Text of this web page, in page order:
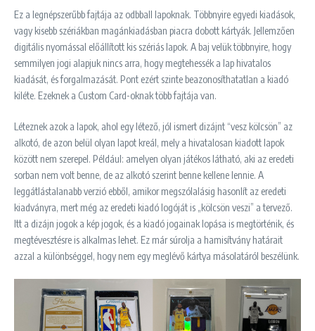
Ez a legnépszerűbb fajtája az odbball lapoknak. Többnyire egyedi kiadások,
vagy kisebb szériákban magánkiadásban piacra dobott kártyák. Jellemzően
digitális nyomással előállított kis szériás lapok. A baj velük többnyire, hogy
semmilyen jogi alapjuk nincs arra, hogy megtehessék a lap hivatalos
kiadását, és forgalmazását. Pont ezért szinte beazonosíthatatlan a kiadó
kiléte. Ezeknek a Custom Card-oknak több fajtája van.
Léteznek azok a lapok, ahol egy létező, jól ismert dizájnt “vesz kölcsön” az
alkotó, de azon belül olyan lapot kreál, mely a hivatalosan kiadott lapok
között nem szerepel. Például: amelyen olyan játékos látható, aki az eredeti
sorban nem volt benne, de az alkotó szerint benne kellene lennie. A
leggátlástalanabb verzió ebből, amikor megszólalásig hasonlít az eredeti
kiadványra, mert még az eredeti kiadó logóját is „kölcsön veszi” a tervező.
Itt a dizájn jogok a kép jogok, és a kiadó jogainak lopása is megtörténik, és
megtévesztésre is alkalmas lehet. Ez már súrolja a hamisítvány határait
azzal a különbséggel, hogy nem egy meglévő kártya másolatáról beszélünk.